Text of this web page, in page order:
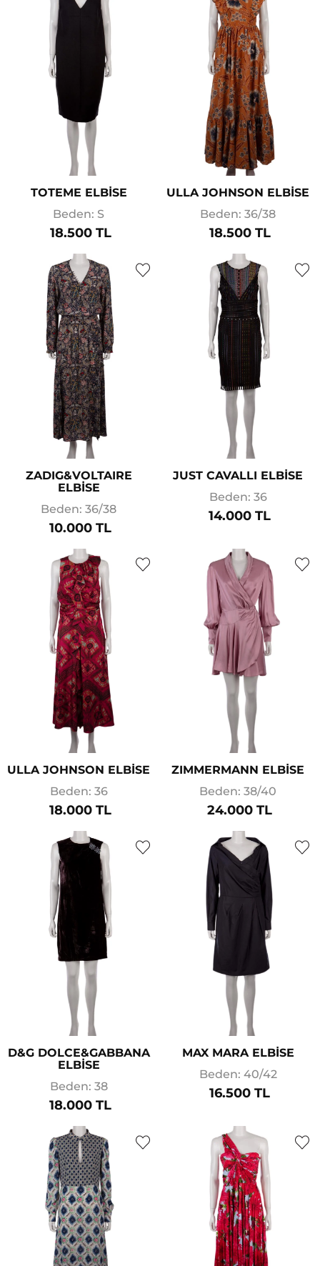
TOTEME ELBİSE
Beden: S
18.500 TL
ULLA JOHNSON ELBİSE
Beden: 36/38
18.500 TL
ZADIG&VOLTAIRE
ELBİSE
Beden: 36/38
10.000 TL
JUST CAVALLI ELBİSE
Beden: 36
14.000 TL
ULLA JOHNSON ELBİSE
Beden: 36
18.000 TL
ZIMMERMANN ELBİSE
Beden: 38/40
24.000 TL
D&G DOLCE&GABBANA
ELBİSE
Beden: 38
18.000 TL
MAX MARA ELBİSE
Beden: 40/42
16.500 TL